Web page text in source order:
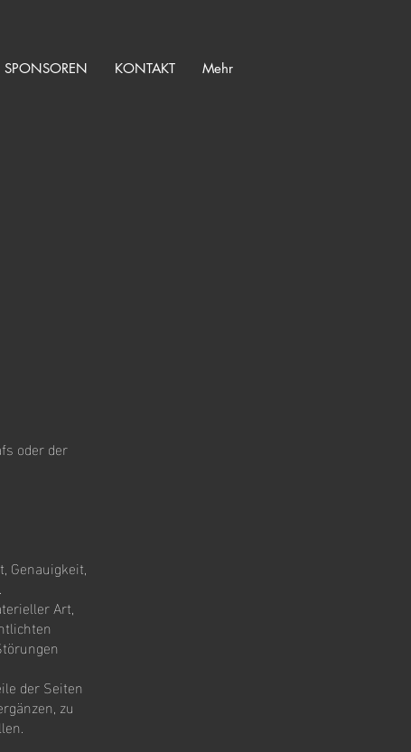
SPONSOREN KONTAKT Mehr
oder der
Genauigkeit,
Art,
der Seiten
zu